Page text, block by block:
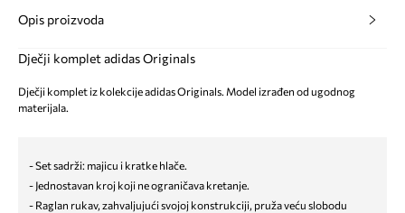
Opis proizvoda
Dječji komplet adidas Originals
Dječji komplet iz kolekcije adidas Originals. Model izrađen od ugodnog
materijala.
- Set sadrži: majicu i kratke hlače.
- Jednostavan kroj koji ne ograničava kretanje.
- Raglan rukav, zahvaljujući svojoj konstrukciji, pruža veću slobodu